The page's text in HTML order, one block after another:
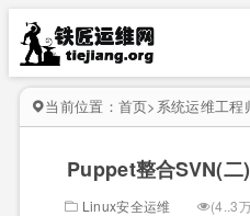
当前位置： 首页> 系统运维工程
Puppet整合SVN(
Linux安全运维 (4..3